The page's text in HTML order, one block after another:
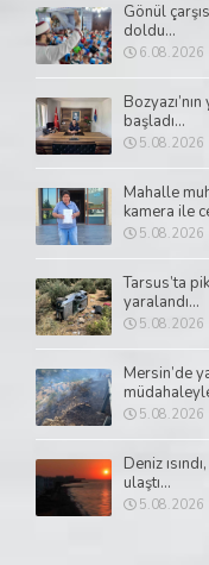
Gönül
doldu...
6.08.2026
başladı...
5.08.2026
Mahalle
kamera ile
5.08.2026
Tarsus’ta
yaralandı...
5.08.2026
Mersin’de
5.08.2026
Deniz
ulaştı...
5.08.2026